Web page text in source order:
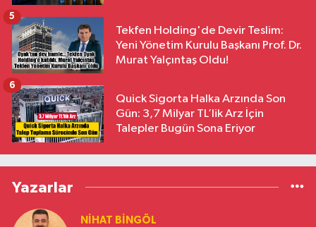
Tekfen Holding'de Devir Teslim:
Yeni Yönetim Kurulu Başkanı Prof. Dr.
Murat Yalçıntaş Oldu!
5
Quick Sigorta Halka Arzında Son
Gün: 3,7 Milyar TL’lik Arz İçin
Talepler Bugün Sona Eriyor
6
Yazarlar
NIHAT BINGÖL